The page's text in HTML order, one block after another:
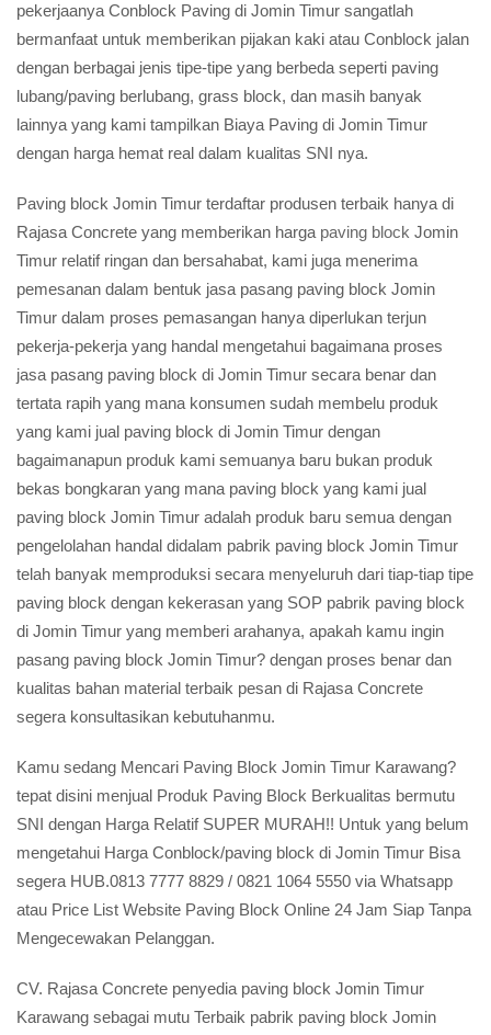
pekerjaanya Conblock Paving di Jomin Timur sangatlah
bermanfaat untuk memberikan pijakan kaki atau Conblock jalan
dengan berbagai jenis tipe-tipe yang berbeda seperti paving
lubang/paving berlubang, grass block, dan masih banyak
lainnya yang kami tampilkan Biaya Paving di Jomin Timur
dengan harga hemat real dalam kualitas SNI nya.
Paving block Jomin Timur terdaftar produsen terbaik hanya di
Rajasa Concrete yang memberikan harga paving block Jomin
Timur relatif ringan dan bersahabat, kami juga menerima
pemesanan dalam bentuk jasa pasang paving block Jomin
Timur dalam proses pemasangan hanya diperlukan terjun
pekerja-pekerja yang handal mengetahui bagaimana proses
jasa pasang paving block di Jomin Timur secara benar dan
tertata rapih yang mana konsumen sudah membelu produk
yang kami jual paving block di Jomin Timur dengan
bagaimanapun produk kami semuanya baru bukan produk
bekas bongkaran yang mana paving block yang kami jual
paving block Jomin Timur adalah produk baru semua dengan
pengelolahan handal didalam pabrik paving block Jomin Timur
telah banyak memproduksi secara menyeluruh dari tiap-tiap tipe
paving block dengan kekerasan yang SOP pabrik paving block
di Jomin Timur yang memberi arahanya, apakah kamu ingin
pasang paving block Jomin Timur? dengan proses benar dan
kualitas bahan material terbaik pesan di Rajasa Concrete
segera konsultasikan kebutuhanmu.
Kamu sedang Mencari Paving Block Jomin Timur Karawang?
tepat disini menjual Produk Paving Block Berkualitas bermutu
SNI dengan Harga Relatif SUPER MURAH!! Untuk yang belum
mengetahui Harga Conblock/paving block di Jomin Timur Bisa
segera HUB.0813 7777 8829 / 0821 1064 5550 via Whatsapp
atau Price List Website Paving Block Online 24 Jam Siap Tanpa
Mengecewakan Pelanggan.
CV. Rajasa Concrete penyedia paving block Jomin Timur
Karawang sebagai mutu Terbaik pabrik paving block Jomin